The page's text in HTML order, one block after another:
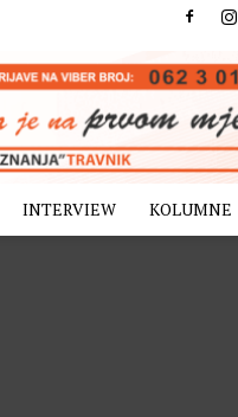
INTERVIEW KOLUMNE